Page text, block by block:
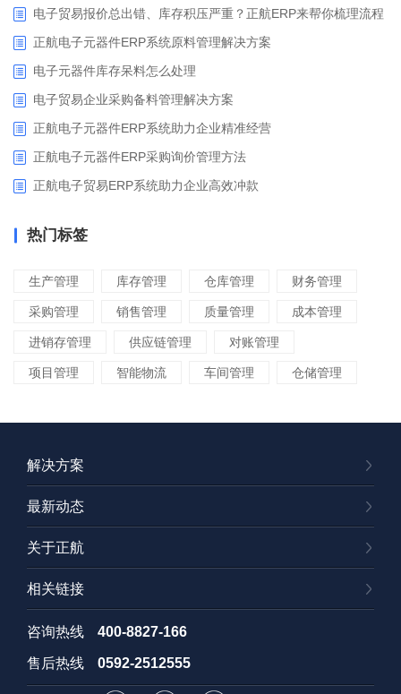
电子贸易报价总出错、库存积压严重？正航ERP来帮你梳理流程
正航电子元器件ERP系统原料管理解决方案
电子元器件库存呆料怎么处理
电子贸易企业采购备料管理解决方案
正航电子元器件ERP系统助力企业精准经营
正航电子元器件ERP采购询价管理方法
正航电子贸易ERP系统助力企业高效冲款
热门标签
生产管理 库存管理 仓库管理 财务管理
采购管理 销售管理 质量管理 成本管理
进销存管理 供应链管理 对账管理
项目管理 智能物流 车间管理 仓储管理
解决方案
最新动态
关于正航
相关链接
咨询热线 400-8827-166
售后热线 0592-2512555